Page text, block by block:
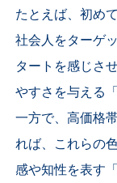
たとえば、初め
社会人をターゲ
タートを感じさ
やすさを与える
一方で、高価格
れば、これらの
感や知性を表す